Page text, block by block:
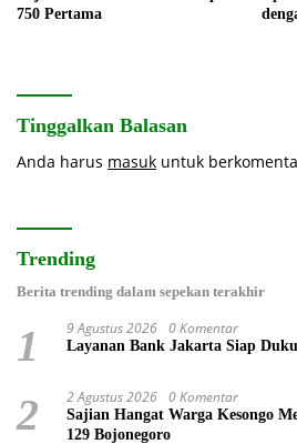
750 Pertama
Tinggalkan Balasan
Anda harus masuk untuk
Trending
Berita trending dalam sepekan terakhir
1 9 Agustus 2026 0 Komentar
Layanan Bank Jakarta Siap
2 2 Agustus 2026 0 Komentar
Sajian Hangat Warga Kesongo
129 Bojonegoro